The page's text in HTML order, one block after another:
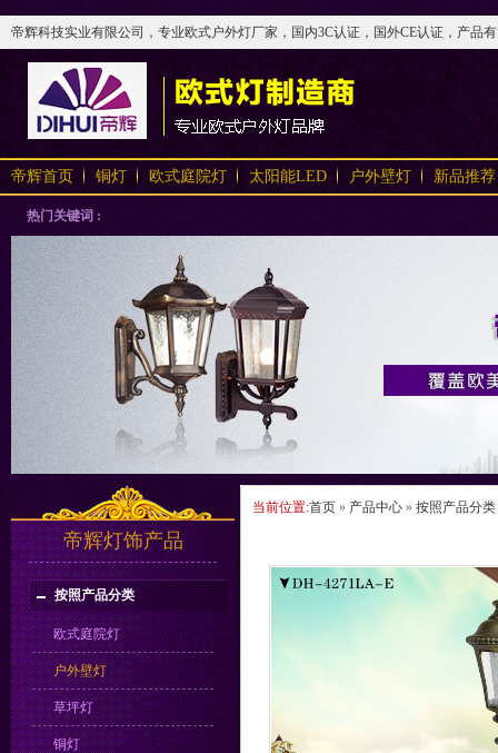
帝辉科技实业有限公司，专业欧式户外灯厂家，国内3C认证，国外CE认证，产
帝辉首页 铜灯 欧式庭院灯 太阳能LED 户外壁灯 新品推荐
热门关键词 :
帝辉灯饰产品
按照产品分类
欧式庭院灯
户外壁灯
草坪灯
铜灯
当前位置:首页 » 产品中心 » 按照产品分类